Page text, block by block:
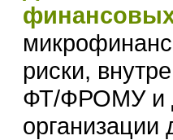
риски,
ФТ/ФРОМУ и
организации